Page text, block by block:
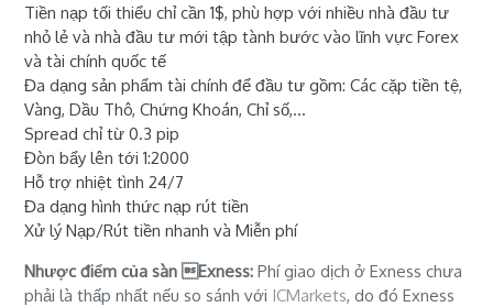
Tiền nạp tối thiểu chỉ cần 1$, phù hợp với nhiều nhà đầu tư
nhỏ lẻ và nhà đầu tư mới tập tành bước vào lĩnh vực Forex
và tài chính quốc tế
Đa dạng sản phẩm tài chính để đầu tư gồm: Các cặp tiền tệ,
Vàng, Dầu Thô, Chứng Khoán, Chỉ số,...
Spread chỉ từ 0.3 pip
Đòn bẩy lên tới 1:2000
Hỗ trợ nhiệt tình 24/7
Đa dạng hình thức nạp rút tiền
Xử lý Nạp/Rút tiền nhanh và Miễn phí
Nhược điểm của sàn Exness: Phí giao dịch ở Exness chưa
phải là thấp nhất nếu so sánh với ICMarkets, do đó Exness